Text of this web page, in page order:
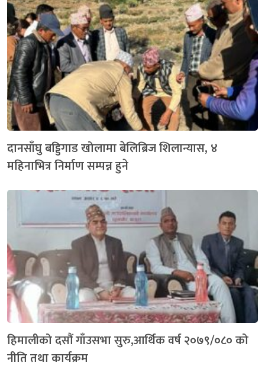
दानसाँघु बड्डिगाड खोलामा बेलिब्रिज शिलान्यास, ४
महिनाभित्र निर्माण सम्पन्न हुने
हिमालीको दसौं गाँउसभा सुरु,आर्थिक वर्ष २०७९/०८० को
नीति तथा कार्यक्रम